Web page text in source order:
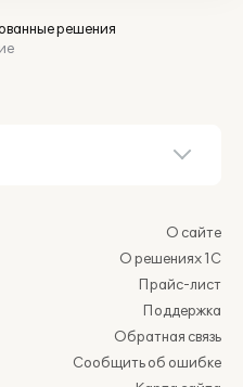
решения
О сайте
О решениях 1С
Прайс-лист
Поддержка
Обратная связь
Сообщить об ошибке